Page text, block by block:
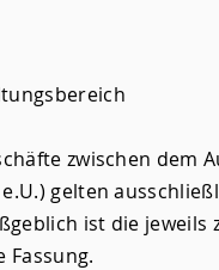
zwischen dem
gelten
ist die jeweils
Fassung.